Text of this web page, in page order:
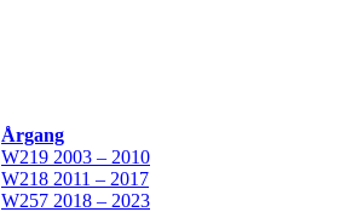
Årgang
W219 2003 – 2010
W218 2011 – 2017
W257 2018 – 2023